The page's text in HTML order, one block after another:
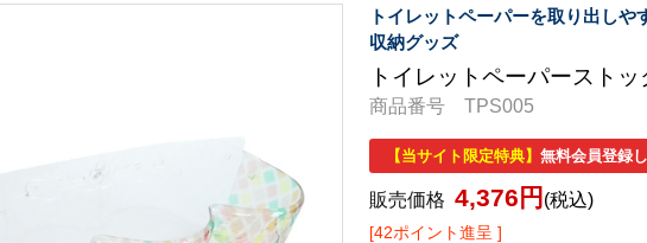
トイレットペーパーを取り出し
収納グッズ
トイレットペーパースト
商品番号 TPS005
【当サイト限定特典】 無料会員登録
販売価格 4,376円 (税込)
[42ポイント進呈 ]